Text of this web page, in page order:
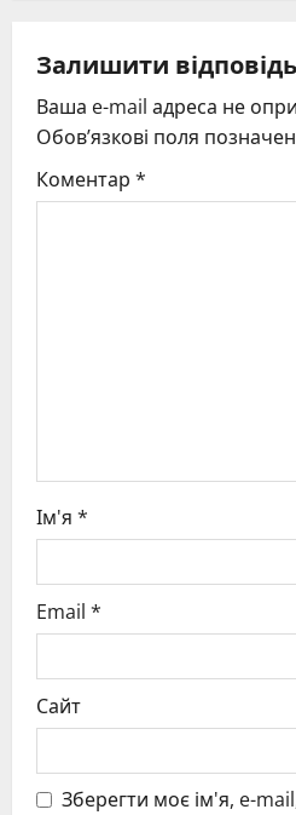
v
i
g
Залишити відповідь
Ваша e-mail адреса не
Обов’язкові поля
Коментар *
Ім'я *
Email *
Сайт
Зберегти моє ім'я, e-